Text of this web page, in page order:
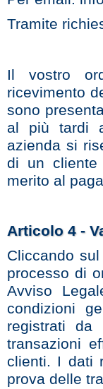
Tramite
Il vostro
ricevimento
sono
al più tardi
azienda si
di un
merito al
Articolo 4 -
Cliccando
processo di
Avviso
condizioni
registrati
transazioni
clienti. I dati
prova delle